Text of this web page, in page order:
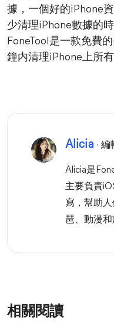
據，一個好的iPhone
少清理iPhone數據的
FoneTool是一款免費
鐘内清理iPhone上所
Alicia · 編
Alicia是
主要負責
寫，幫助
琶、動漫和
相關閱讀